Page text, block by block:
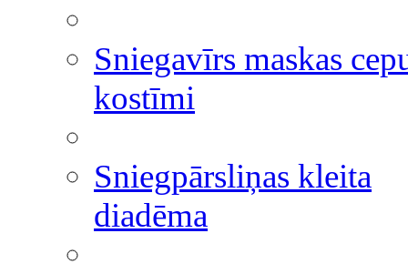
Sniegavīrs maskas
kostīmi
Sniegpārsliņas kleita
diadēma